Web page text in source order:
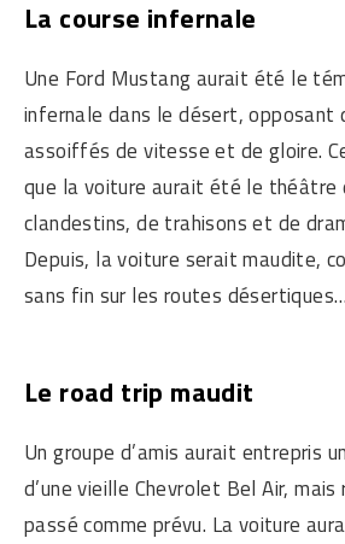
La course infernale
Une Ford Mustang aurait été le
infernale dans le désert, opposant
assoiffés de vitesse et de gloire.
que la voiture aurait été le théâtre
clandestins, de trahisons et de
Depuis, la voiture serait maudite,
sans fin sur les routes désertiques…
Le road trip maudit
Un groupe d’amis aurait entrepris
d’une vieille Chevrolet Bel Air,
passé comme prévu. La voiture